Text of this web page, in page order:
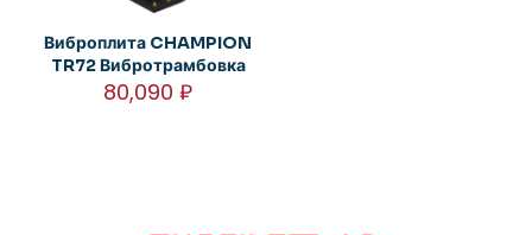
Виброплита CHAMPION
TR72 Вибротрамбовка
80,090₽